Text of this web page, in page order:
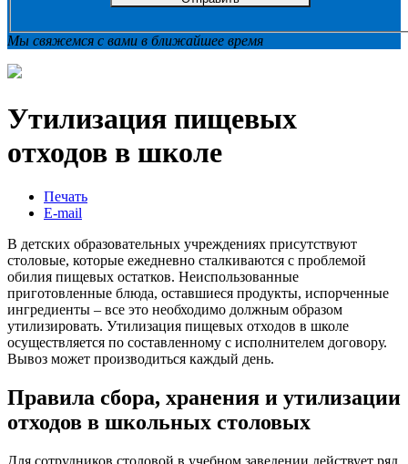
Мы свяжемся с вами в ближайшее время
Утилизация пищевых
отходов в школе
Печать
E-mail
В детских образовательных учреждениях присутствуют
столовые, которые ежедневно сталкиваются с проблемой
обилия пищевых остатков. Неиспользованные
приготовленные блюда, оставшиеся продукты, испорченные
ингредиенты – все это необходимо должным образом
утилизировать. Утилизация пищевых отходов в школе
осуществляется по составленному с исполнителем договору.
Вывоз может производиться каждый день.
Правила сбора, хранения и утилизации
отходов в школьных столовых